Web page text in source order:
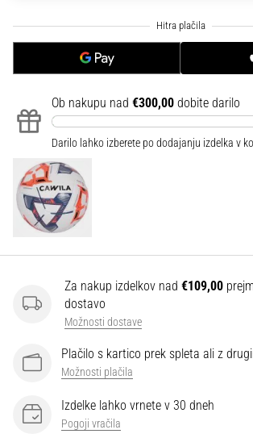
tekme,
gola
Prikaži
vse
Ob nakupu nad €300,00 dobite darilo
Darilo lahko izberete po dodajanju izdelka v
Za nakup izdelkov nad €109,00
dostavo
Možnosti dostave
Plačilo s kartico prek spleta ali z
Možnosti plačila
Izdelke lahko vrnete v 30 dneh
Pogoji vračila